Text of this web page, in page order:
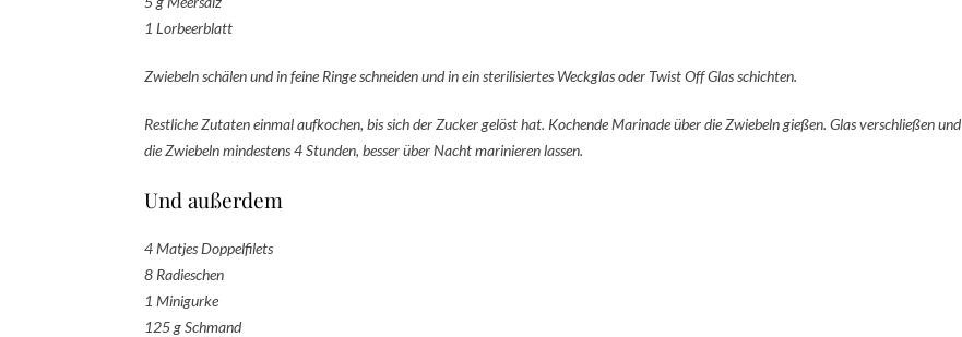
1 Lorbeerblatt
Zwiebeln schälen und in feine Ringe schneiden und in ein sterilisiertes Weckglas oder Twist Off Glas schichten.
Restliche Zutaten einmal aufkochen, bis sich der Zucker gelöst hat. Kochende Marinade über die Zwiebeln gießen. Glas verschließen und
die Zwiebeln mindestens 4 Stunden, besser über Nacht marinieren lassen.
Und außerdem
4 Matjes Doppelfilets
8 Radieschen
1 Minigurke
125 g Schmand